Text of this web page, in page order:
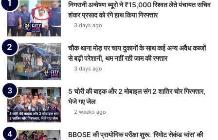
निगरानी अन्वेषण ब्यूरो ने ₹15,000 रिश्वत लेते पंचायत सचिव
शंकर प्रसाद को रंगे हाथ किया गिरफ्तार
3 days ago
चौक थाना मोड़ पर चाय दुकानों के साथ कई अन्य अवैध कब्जों
से बढ़ी परेशानी, थम नहीं रही जाम की रफ्तार
3 days ago
5 चोरी की बाइक और 2 मोबाइल संग 2 शातिर चोर गिरफ्तार,
भेजे गए जेल
2 weeks ago
BBOSE की प्रायोगिक परीक्षा शुरू: ‘रिमोट सेकंड चांस’ की